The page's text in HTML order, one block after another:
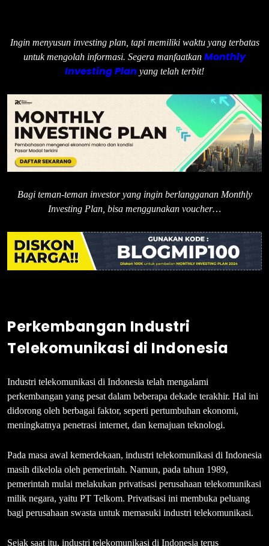
Ingin menyusun investing plan, tapi memiliki waktu yang terbatas
untuk mengolah informasi. Segera manfaatkan Monthly
Investing Plan yang telah terbit!
Bagi teman-teman investor yang ingin berlangganan Monthly
Investing Plan, bisa menggunakan voucher…
Perkembangan Industri
Telekomunikasi di Indonesia
Industri telekomunikasi di Indonesia telah mengalami
perkembangan yang pesat dalam beberapa dekade terakhir. Hal ini
didorong oleh berbagai faktor, seperti pertumbuhan ekonomi,
meningkatnya penetrasi internet, dan kemajuan teknologi.
Pada masa awal kemerdekaan, industri telekomunikasi di Indonesia
masih dikelola oleh pemerintah. Namun, pada tahun 1989,
pemerintah mulai melakukan privatisasi perusahaan telekomunikasi
milik negara, yaitu PT Telkom. Privatisasi ini membuka peluang
bagi perusahaan swasta untuk memasuki industri telekomunikasi.
Sejak saat itu, industri telekomunikasi di Indonesia terus